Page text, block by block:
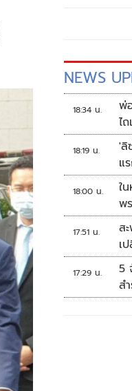
NEWS
18:34 น.
พ่
ไ
18:19 น.
'ลิ
แ
18:00 น.
ใ
พ
ยิ
17:51 น.
ส
เ
17:29 น.
5
ส
เ